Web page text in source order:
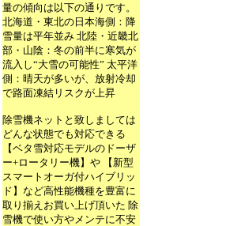
量の傾向は以下の通りです。
北海道・東北の日本海側：降
雪量は平年並み 北陸・近畿北
部・山陰：冬の前半に寒気が
流入し“大雪の可能性” 太平洋
側：晴天が多いが、放射冷却
で路面凍結リスクが上昇
除雪機ネットと致しましては
どんな状態でも対応できる
【ベタ雪対応モデルのドーザ
ー+ロータリー機】や 【新型
スマートオーガ付ハイブリッ
ド】など高性能機種を豊富に
取り揃えお買い上げ頂いた 除
雪機で使い方やメンテに不安